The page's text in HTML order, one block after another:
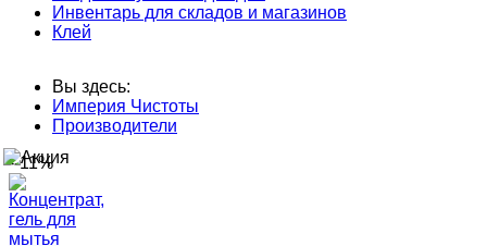
Инвентарь для складов и магазинов
Клей
Вы здесь:
Империя Чистоты
Производители
--11%